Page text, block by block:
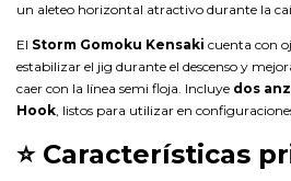
un aleteo horizontal atractivo durante la
El Storm Gomoku Kensaki cuenta con
estabilizar el jig durante el descenso y
caer con la línea semi floja. Incluye dos
Hook , listos para utilizar en
⭐ Características